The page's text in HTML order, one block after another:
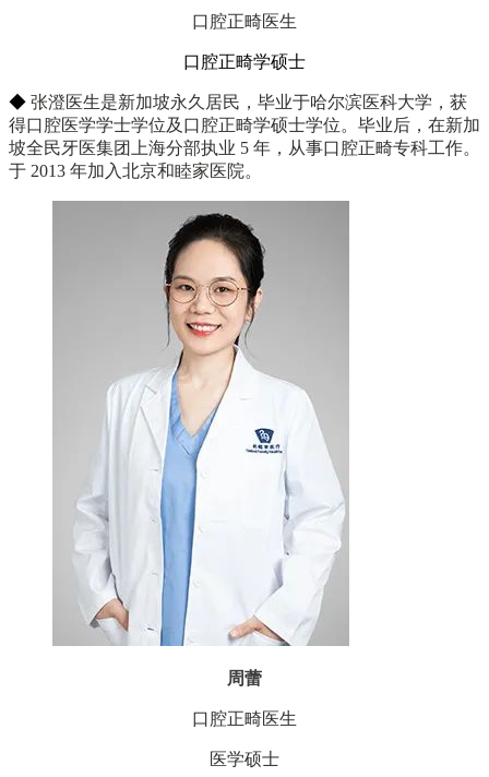
口腔正畸医生
口腔正畸学硕士
◆ 张澄医生是新加坡永久居民，毕业于哈尔滨医科大学，获
得口腔医学学士学位及口腔正畸学硕士学位。毕业后，在新加
坡全民牙医集团上海分部执业 5 年，从事口腔正畸专科工作。
于 2013 年加入北京和睦家医院。
周蕾
口腔正畸医生
医学硕士